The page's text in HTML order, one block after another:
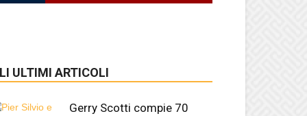
ULTIMI ARTICOLI
Gerry Scotti compie 70